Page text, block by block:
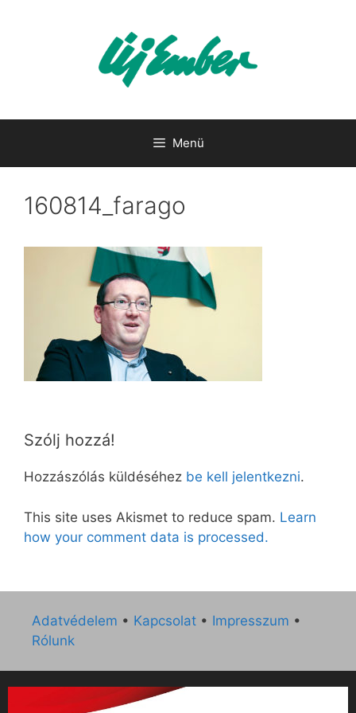
Menü
160814_farago
Szólj hozzá!
Hozzászólás küldéséhez be kell jelentkezni.
This site uses Akismet to reduce spam. Learn
how your comment data is processed.
Adatvédelem • Kapcsolat • Impresszum •
Rólunk